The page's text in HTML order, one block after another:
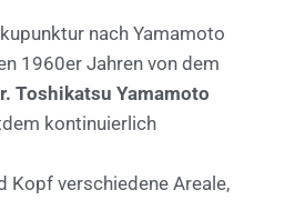
nach Yamamoto
1960er Jahren von dem
Toshikatsu Yamamoto
kontinuierlich
Kopf verschiedene Areale,